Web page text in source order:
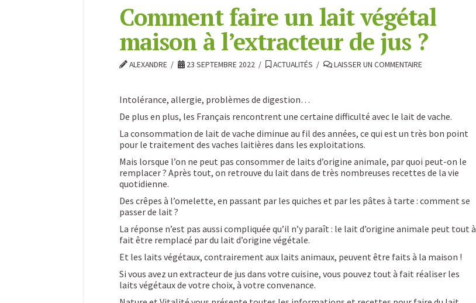
Comment faire un lait végétal
maison à l’extracteur de jus ?
ALEXANDRE 23 SEPTEMBRE 2022 ACTUALITÉS LAISSER UN COMMENTAIRE
Intolérance, allergie, problèmes de digestion…
De plus en plus, les Français rencontrent une certaine difficulté avec le lait de vache.
La consommation de lait de vache diminue au fil des années, ce qui est un très bon point
pour le traitement des vaches laitières dans les exploitations.
Mais lorsque l’on ne peut pas consommer de laits d’origine animale, par quoi peut-on le
remplacer ? Après tout, on retrouve du lait dans de très nombreuses recettes de la vie
quotidienne.
Des crêpes à l’omelette, en passant par les quiches et par les pâtes à tarte : comment se
passer de lait ?
La réponse n’est pas aussi compliquée qu’il n’y paraît : le lait d’origine animale peut tout à
fait être remplacé par du lait d’origine végétale.
Et les laits végétaux, contrairement aux laits animaux, peuvent être faits à la maison !
Si vous avez un extracteur de jus dans votre cuisine, vous pouvez tout à fait réaliser les
laits végétaux de votre choix, à votre convenance.